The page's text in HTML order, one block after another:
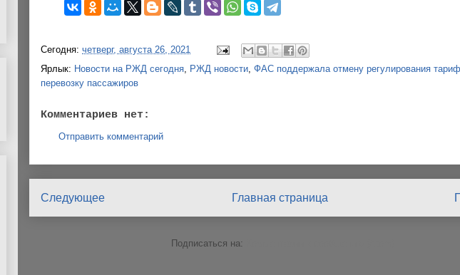
Сегодня: четверг, августа 26, 2021
Ярлык: Новости на РЖД сегодня РЖД новости ФАС поддержала отмену регулирования
перевозку пассажиров
Комментариев нет:
Отправить комментарий
Следующее Главная страница
Подписаться на: